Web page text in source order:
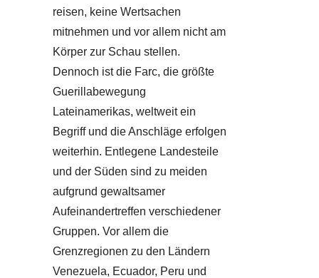
reisen, keine Wertsachen
mitnehmen und vor allem nicht am
Körper zur Schau stellen.
Dennoch ist die Farc, die größte
Guerillabewegung
Lateinamerikas, weltweit ein
Begriff und die Anschläge erfolgen
weiterhin. Entlegene Landesteile
und der Süden sind zu meiden
aufgrund gewaltsamer
Aufeinandertreffen verschiedener
Gruppen. Vor allem die
Grenzregionen zu den Ländern
Venezuela, Ecuador, Peru und